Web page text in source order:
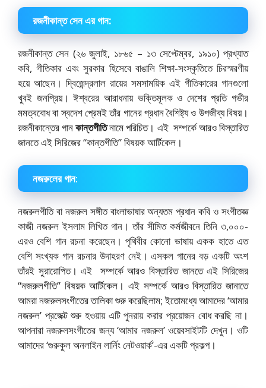
রজনীকান্ত সেন এর গান:
রজনীকান্ত সেন (২৬ জুলাই, ১৮৬৫ – ১৩ সেপ্টেম্বর, ১৯১০) প্রখ্যাত
কবি, গীতিকার এবং সুরকার হিসেবে বাঙালি শিক্ষা-সংস্কৃতিতে চিরস্মরণীয়
হয়ে আছেন। দ্বিজেন্দ্রলাল রায়ের সমসাময়িক এই গীতিকারের গানগুলো
খুবই জনপ্রিয়। ঈশ্বরের আরাধনায় ভক্তিমূলক ও দেশের প্রতি গভীর
মমত্ববোধ বা স্বদেশ প্রেমই তাঁর গানের প্রধান বৈশিষ্ট্য ও উপজীব্য বিষয়।
রজনীকান্তের গানকান্তগীতিনামে পরিচিত। এই সম্পর্কে আরও বিস্তারিত
জানতে এই সিরিজের “কান্তগীতি” বিষয়ক আর্টিকেল।
নজরুলের গান:
নজরুলগীতি বা নজরুল সঙ্গীত বাংলাভাষার অন্যতম প্রধান কবি ও সংগীতজ্ঞ
কাজী নজরুল ইসলাম লিখিত গান। তাঁর সীমিত কর্মজীবনে তিনি ৩,০০০-
এরও বেশি গান রচনা করেছেন। পৃথিবীর কোনো ভাষায় একক হাতে এত
বেশি সংখ্যক গান রচনার উদাহরণ নেই। এসকল গানের বড় একটি অংশ
তাঁরই সুরারোপিত। এই সম্পর্কে আরও বিস্তারিত জানতে এই সিরিজের
“নজরুলগীতি” বিষয়ক আর্টিকেল। এই সম্পর্কে আরও বিস্তারিত জানাতে
আমরা নজরুলসংগীতের তালিকা শুরু করেছিলাম; ইতোমধ্যে আমাদের ‘আমার
নজরুল’ প্রজেক্ট শুরু হওয়ায় এটি পুনরায় করার প্রয়োজন বোধ করছি না।
আপনারা নজরুলসংগীতের জন্য ‘আমার নজরুল’ ওয়েবসাইটটি দেখুন। ওটি
আমাদের ‘গুরুকুল অনলাইন লার্নিং নেটওয়ার্ক’-এর একটি প্রকল্প।